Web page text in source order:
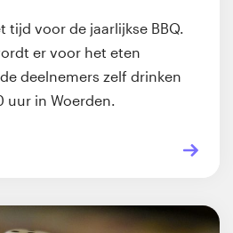
tijd voor de jaarlijkse BBQ.
er voor het eten
deelnemers zelf drinken
uur in Woerden.